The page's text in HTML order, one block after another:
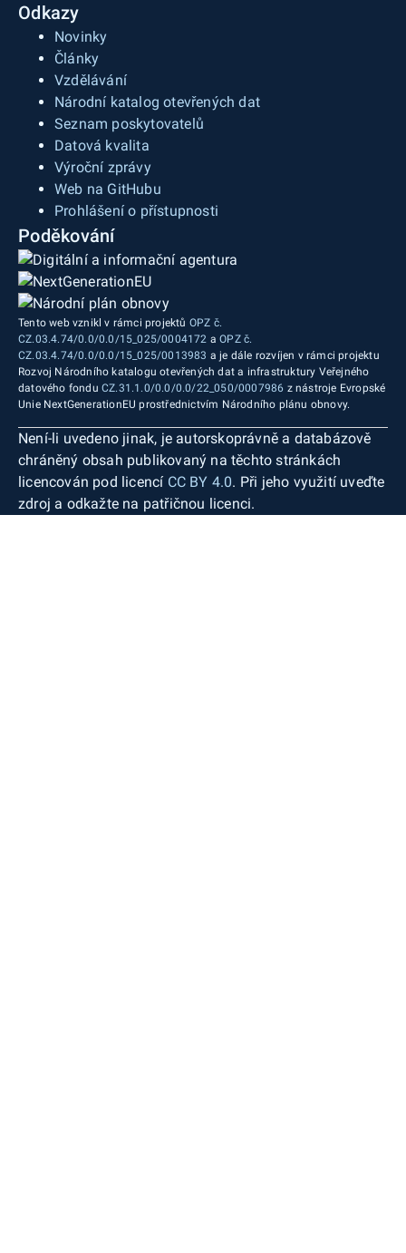
Odkazy
Novinky
Články
Vzdělávání
Národní katalog otevřených dat
Seznam poskytovatelů
Datová kvalita
Výroční zprávy
Web na GitHubu
Prohlášení o přístupnosti
Poděkování
Tento web vznikl v rámci projektů OPZ č.
CZ.03.4.74/0.0/0.0/15_025/0004172 aOPZ č.
CZ.03.4.74/0.0/0.0/15_025/0013983 a je dále rozvíjen v rámci projektu
Rozvoj Národního katalogu otevřených dat a infrastruktury Veřejného
datového fondu CZ.31.1.0/0.0/0.0/22_050/0007986 z nástroje Evropské
Unie NextGenerationEU prostřednictvím Národního plánu obnovy.
Není-li uvedeno jinak, je autorskoprávně a databázově
chráněný obsah publikovaný na těchto stránkách
licencován pod licencí CC BY 4.0. Při jeho využití uveďte
zdroj a odkažte na patřičnou licenci.